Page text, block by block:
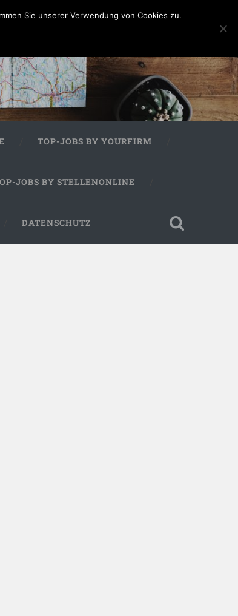
TOP-JOBS BY YOURFIRM
JOBS BY STELLENONLINE
DATENSCHUTZ
Sie unserer Verwendung von Cookies zu.